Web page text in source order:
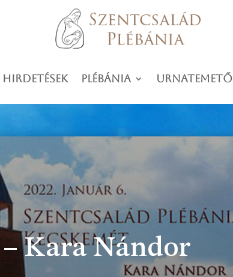
hirdetések Plébánia Urnatemető
Kara Nándor